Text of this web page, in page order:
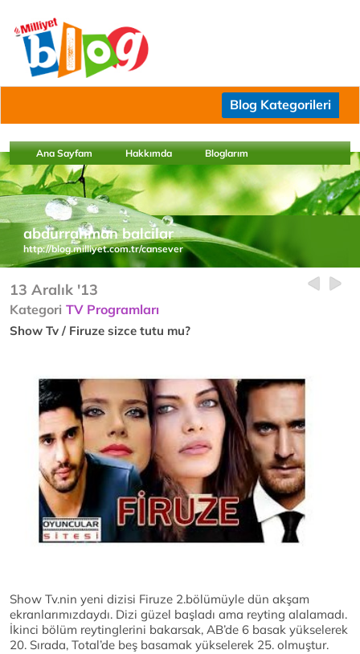
Blog Kategorileri
Ana Sayfam Hakkımda Bloglarım
abdurrahman balcilar
http://blog.milliyet.com.tr/cansever
13 Aralık '13
Kategori TV Programları
Show Tv / Firuze sizce tutu mu?
Show Tv.nin yeni dizisi Firuze 2.bölümüyle dün akşam
ekranlarımızdaydı. Dizi güzel başladı ama reyting alalamadı.
İkinci bölüm reytinglerini bakarsak, AB’de 6 basak yükselerek
20. Sırada, Total’de beş basamak yükselerek 25. olmuştur.